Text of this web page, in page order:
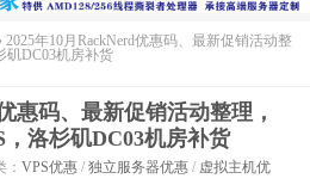
2025年10月RackNerd优惠码、最新促销活动整
矶DC03机房补货
惠码、最新促销活动整理，
洛杉矶DC03机房补货
： VPS优惠 / 独立服务器优惠 / 虚拟主机优